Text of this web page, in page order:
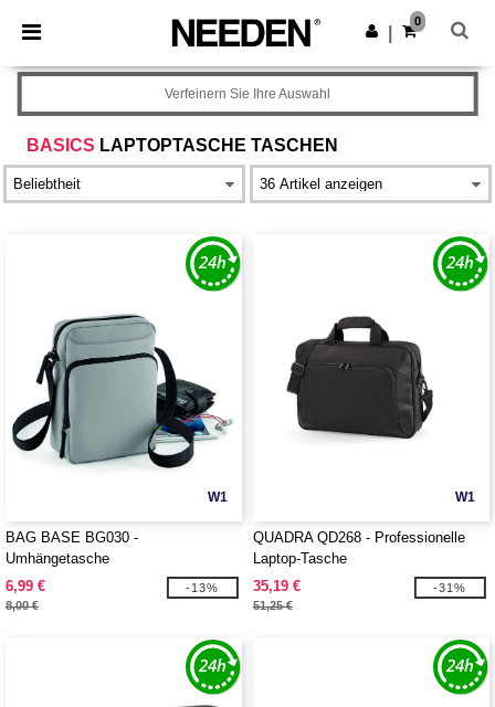
× Needen App
Bessere Preise in der App!
App holen
0
BASICS LAPTOPTASCHE TASCHEN
Verfeinern Sie Ihre Auswahl
W1
BAG BASE BG030 -
Umhängetasche
6,99 €
8,00 €
-13%
W1
QUADRA QD268 - Professionelle
Laptop-Tasche
35,19 €
51,25 €
-31%